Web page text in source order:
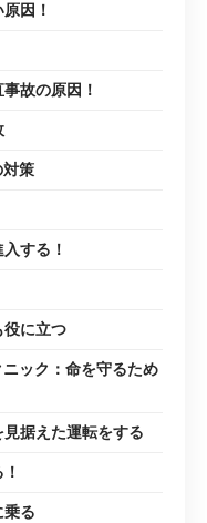
因！
故の原因！
対策
する！
役に立つ
ック：命を守るため
据えた運転をする
乗る